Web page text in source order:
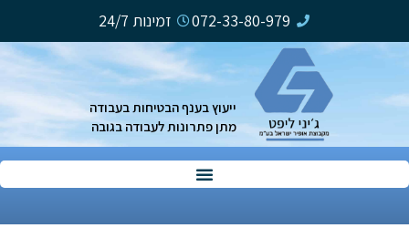
072-33-80-979 זמינות 24/7
ייעוץ בענף הבטיחות בעבודה
מתן פתרונות לעבודה בגובה